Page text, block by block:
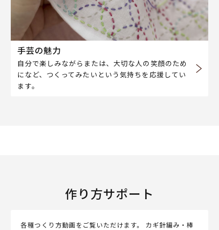
手芸の魅力
自分で楽しみながらまたは、大切な人の笑顔のため
になど、つくってみたいという気持ちを応援してい
ます。
作り方サポート
各種つくり方動画をご覧いただけます。 カギ針編み・棒